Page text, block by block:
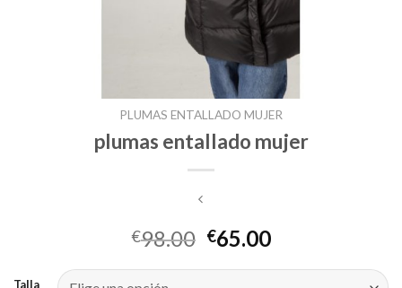
PLUMAS ENTALLADO MUJER
plumas entallado mujer
€98.00 €65.00
Talla